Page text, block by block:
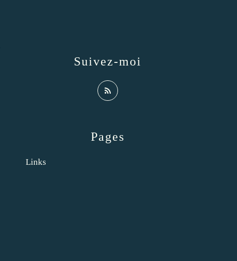
Pages
Links
Suivez-moi